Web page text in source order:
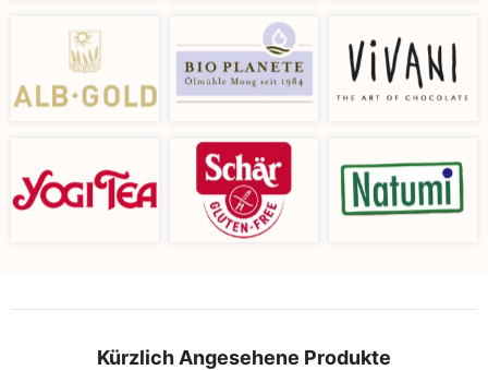
Kürzlich Angesehene Produkte